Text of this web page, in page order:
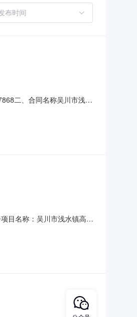
二、合同名称吴川市浅水
茂南区广达家具店地址：
目名称：吴川市浅水镇高栈
，经防虫、防腐、防霉等化